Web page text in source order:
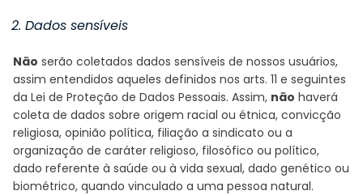
2. Dados sensíveis
Não serão coletados dados sensíveis de nossos usuários,
assim entendidos aqueles definidos nos arts. 11 e seguintes
da Lei de Proteção de Dados Pessoais. Assim, não haverá
coleta de dados sobre origem racial ou étnica, convicção
religiosa, opinião política, filiação a sindicato ou a
organização de caráter religioso, filosófico ou político,
dado referente à saúde ou à vida sexual, dado genético ou
biométrico, quando vinculado a uma pessoa natural.